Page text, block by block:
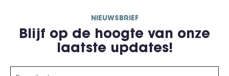
NIEUWSBRIEF
Blijf op de hoogte van onze
laatste updates!